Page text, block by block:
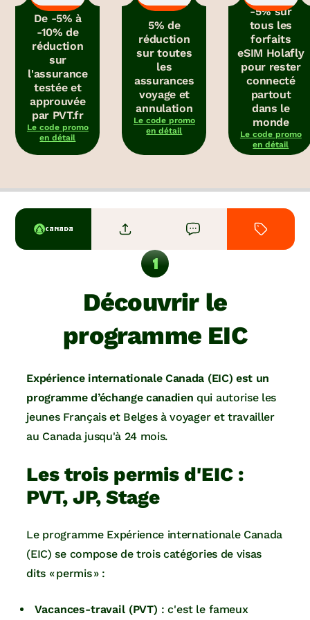
De -5% à
-10% de
réduction
sur
l'assurance
testée et
approuvée
par PVT.fr
Le code promo
en détail
5% de
réduction
sur toutes
les
assurances
voyage et
annulation
Le code promo
en détail
-5% sur
tous les
forfaits
eSIM Holafly
pour rester
connecté
partout
dans le
monde
Le code promo
en détail
CANADA
Découvrir le
programme EIC
Expérience internationale Canada (EIC) est un
programme d’échange canadien qui autorise les
jeunes Français et Belges à voyager et travailler
au Canada jusqu'à 24 mois.
Les trois permis d'EIC :
PVT, JP, Stage
Le programme Expérience internationale Canada
(EIC) se compose de trois catégories de visas
dits « permis » :
Vacances-travail (PVT) : c'est le fameux